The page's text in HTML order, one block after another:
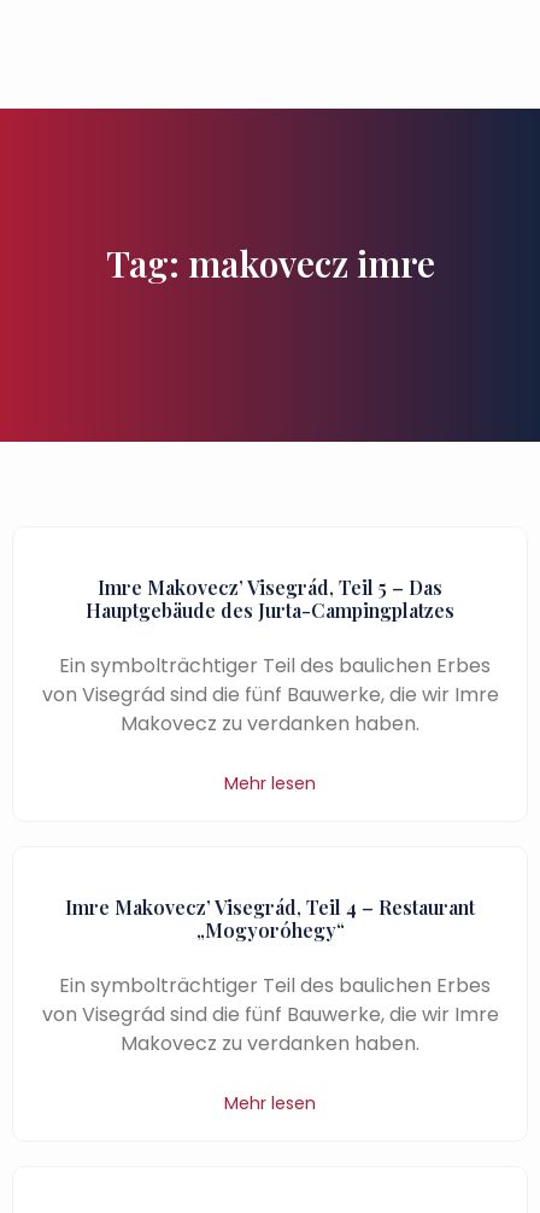
Tag: makovecz imre
Imre Makovecz’ Visegrád, Teil 5 – Das
Hauptgebäude des Jurta-Campingplatzes
Ein symbolträchtiger Teil des baulichen Erbes
von Visegrád sind die fünf Bauwerke, die wir Imre
Makovecz zu verdanken haben.
Mehr lesen
Imre Makovecz’ Visegrád, Teil 4 – Restaurant
„Mogyoróhegy“
Ein symbolträchtiger Teil des baulichen Erbes
von Visegrád sind die fünf Bauwerke, die wir Imre
Makovecz zu verdanken haben.
Mehr lesen